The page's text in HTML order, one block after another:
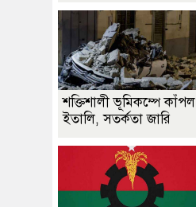
শক্তিশালী ভূমিকম্পে কাঁপল
ইতালি, সতর্কতা জারি